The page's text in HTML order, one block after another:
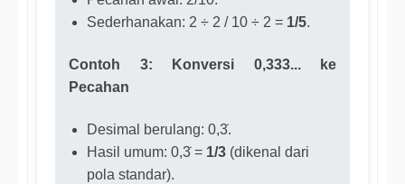
Sederhanakan: 2 ÷ 2 / 10 ÷ 2 = 1/5.
Contoh 3: Konversi 0,333... ke
Pecahan
Desimal berulang: 0,3̇.
Hasil umum: 0,3̇ = 1/3 (dikenal dari
pola standar).